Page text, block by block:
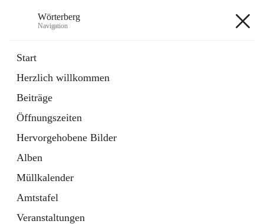
Wörterberg
Navigation
Start
Herzlich willkommen
Beiträge
Öffnungszeiten
Hervorgehobene Bilder
Alben
Müllkalender
Amtstafel
Veranstaltungen
5 Schnellzugriffe
Bürgerservice
9 Schnellzugriffe